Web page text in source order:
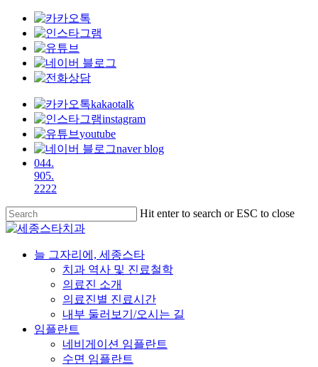
kakaotalk
instagram
youtube
naver blog
044.
905.
2222
Skip
to
main
content
Hit enter to search or ESC to close
Close
Menu
늘 그자리에, 세종스타
치과 역사 및 진료철학
의료진 소개
의료진별 진료시간
내부 둘러보기/오시는 길
임플란트
네비게이션 임플란트
수면 임플란트